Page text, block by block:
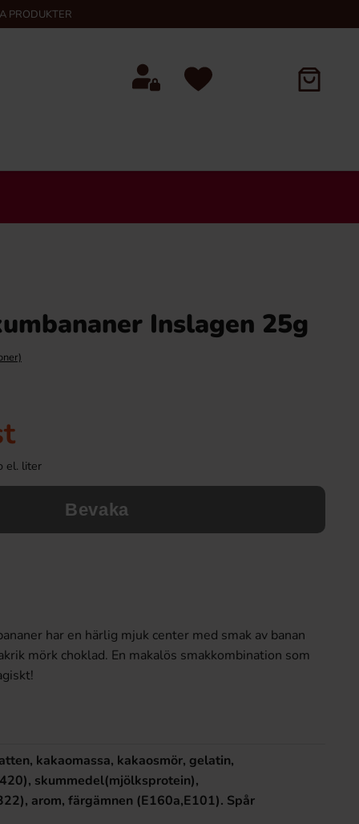
PRODUKTER
Inslagen 25g
el. liter
Bevaka
har en härlig mjuk center med smak av banan
mörk choklad. En makalös smakkombination som
kakaomassa, kakaosmör, gelatin,
skummedel(mjölksprotein),
), arom, färgämnen (E160a,E101). Spår